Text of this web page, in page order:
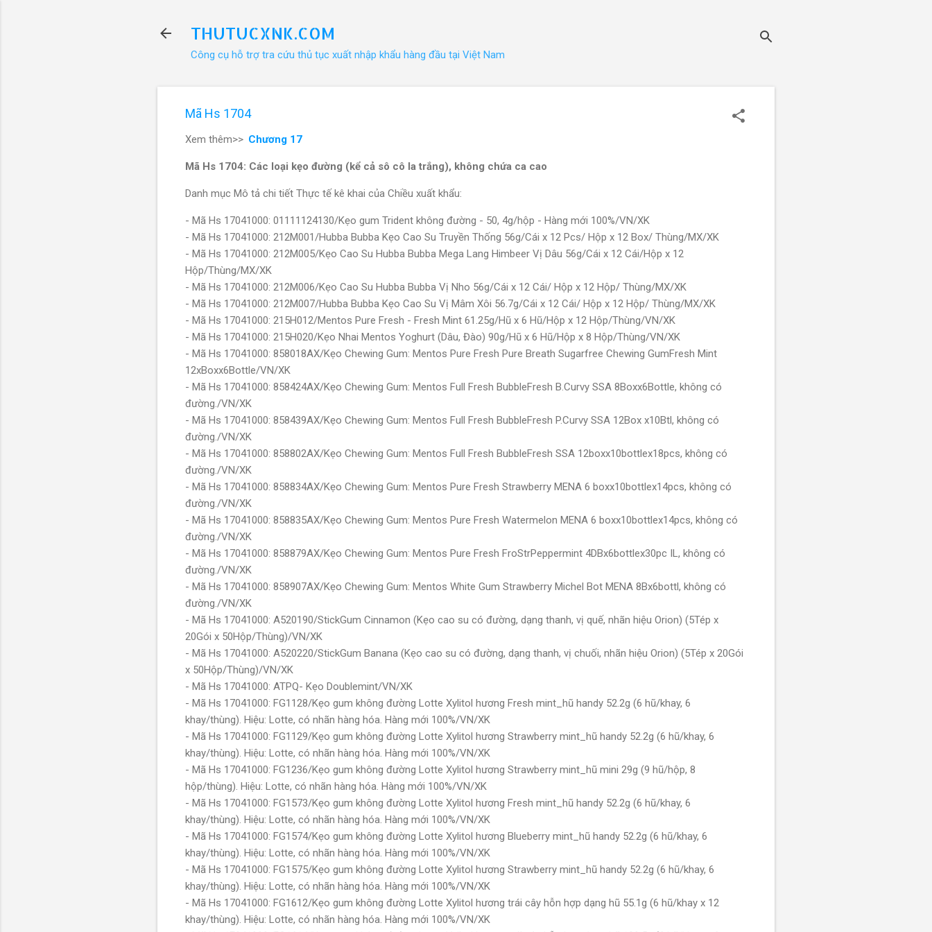
THUTUCXNK.COM
Công cụ hỗ trợ tra cứu thủ tục xuất nhập khẩu hàng đầu tại Việt Nam
Mã Hs 1704
Xem thêm>> Chương 17
Mã Hs 1704: Các loại kẹo đường (kể cả sô cô la trắng), không chứa ca cao
Danh mục Mô tả chi tiết Thực tế kê khai của Chiều xuất khẩu:
- Mã Hs 17041000: 01111124130/Kẹo gum Trident không đường - 50, 4g/hộp - Hàng mới 100%/VN/XK
- Mã Hs 17041000: 212M001/Hubba Bubba Kẹo Cao Su Truyền Thống 56g/Cái x 12 Pcs/ Hộp x 12 Box/ Thùng/MX/XK
- Mã Hs 17041000: 212M005/Kẹo Cao Su Hubba Bubba Mega Lang Himbeer Vị Dâu 56g/Cái x 12 Cái/Hộp x 12
Hộp/Thùng/MX/XK
- Mã Hs 17041000: 212M006/Kẹo Cao Su Hubba Bubba Vị Nho 56g/Cái x 12 Cái/ Hộp x 12 Hộp/ Thùng/MX/XK
- Mã Hs 17041000: 212M007/Hubba Bubba Kẹo Cao Su Vị Mâm Xôi 56.7g/Cái x 12 Cái/ Hộp x 12 Hộp/ Thùng/MX/XK
- Mã Hs 17041000: 215H012/Mentos Pure Fresh - Fresh Mint 61.25g/Hũ x 6 Hũ/Hộp x 12 Hộp/Thùng/VN/XK
- Mã Hs 17041000: 215H020/Kẹo Nhai Mentos Yoghurt (Dâu, Đào) 90g/Hũ x 6 Hũ/Hộp x 8 Hộp/Thùng/VN/XK
- Mã Hs 17041000: 858018AX/Kẹo Chewing Gum: Mentos Pure Fresh Pure Breath Sugarfree Chewing GumFresh Mint
12xBoxx6Bottle/VN/XK
- Mã Hs 17041000: 858424AX/Kẹo Chewing Gum: Mentos Full Fresh BubbleFresh B.Curvy SSA 8Boxx6Bottle, không có
đường./VN/XK
- Mã Hs 17041000: 858439AX/Kẹo Chewing Gum: Mentos Full Fresh BubbleFresh P.Curvy SSA 12Box x10Btl, không có
đường./VN/XK
- Mã Hs 17041000: 858802AX/Kẹo Chewing Gum: Mentos Full Fresh BubbleFresh SSA 12boxx10bottlex18pcs, không có
đường./VN/XK
- Mã Hs 17041000: 858834AX/Kẹo Chewing Gum: Mentos Pure Fresh Strawberry MENA 6 boxx10bottlex14pcs, không có
đường./VN/XK
- Mã Hs 17041000: 858835AX/Kẹo Chewing Gum: Mentos Pure Fresh Watermelon MENA 6 boxx10bottlex14pcs, không có
đường./VN/XK
- Mã Hs 17041000: 858879AX/Kẹo Chewing Gum: Mentos Pure Fresh FroStrPeppermint 4DBx6bottlex30pc IL, không có
đường./VN/XK
- Mã Hs 17041000: 858907AX/Kẹo Chewing Gum: Mentos White Gum Strawberry Michel Bot MENA 8Bx6bottl, không có
đường./VN/XK
- Mã Hs 17041000: A520190/StickGum Cinnamon (Kẹo cao su có đường, dạng thanh, vị quế, nhãn hiệu Orion) (5Tép x
20Gói x 50Hộp/Thùng)/VN/XK
- Mã Hs 17041000: A520220/StickGum Banana (Kẹo cao su có đường, dạng thanh, vị chuối, nhãn hiệu Orion) (5Tép x 20Gói
x 50Hộp/Thùng)/VN/XK
- Mã Hs 17041000: ATPQ- Kẹo Doublemint/VN/XK
- Mã Hs 17041000: FG1128/Kẹo gum không đường Lotte Xylitol hương Fresh mint_hũ handy 52.2g (6 hũ/khay, 6
khay/thùng). Hiệu: Lotte, có nhãn hàng hóa. Hàng mới 100%/VN/XK
- Mã Hs 17041000: FG1129/Kẹo gum không đường Lotte Xylitol hương Strawberry mint_hũ handy 52.2g (6 hũ/khay, 6
khay/thùng). Hiệu: Lotte, có nhãn hàng hóa. Hàng mới 100%/VN/XK
- Mã Hs 17041000: FG1236/Kẹo gum không đường Lotte Xylitol hương Strawberry mint_hũ mini 29g (9 hũ/hộp, 8
hộp/thùng). Hiệu: Lotte, có nhãn hàng hóa. Hàng mới 100%/VN/XK
- Mã Hs 17041000: FG1573/Kẹo gum không đường Lotte Xylitol hương Fresh mint_hũ handy 52.2g (6 hũ/khay, 6
khay/thùng). Hiệu: Lotte, có nhãn hàng hóa. Hàng mới 100%/VN/XK
- Mã Hs 17041000: FG1574/Kẹo gum không đường Lotte Xylitol hương Blueberry mint_hũ handy 52.2g (6 hũ/khay, 6
khay/thùng). Hiệu: Lotte, có nhãn hàng hóa. Hàng mới 100%/VN/XK
- Mã Hs 17041000: FG1575/Kẹo gum không đường Lotte Xylitol hương Strawberry mint_hũ handy 52.2g (6 hũ/khay, 6
khay/thùng). Hiệu: Lotte, có nhãn hàng hóa. Hàng mới 100%/VN/XK
- Mã Hs 17041000: FG1612/Kẹo gum không đường Lotte Xylitol hương trái cây hỗn hợp dạng hũ 55.1g (6 hũ/khay x 12
khay/thùng). Hiệu: Lotte, có nhãn hàng hóa. Hàng mới 100%/VN/XK